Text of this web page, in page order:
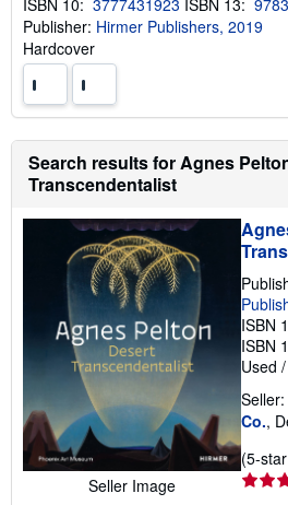
ISBN 10: 3777431923 ISBN 13:
Publisher: Hirmer Publishers, 2019
Hardcover
Search results for Agnes
Transcendentalist
Seller Image
ISBN
ISBN
Used /
Seller:
Co.,
(5-